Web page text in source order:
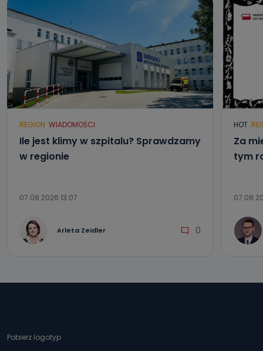
REGION WIADOMOŚCI
Ile jest klimy w szpitalu? Sprawdzamy
w regionie
07.08.2026 13:07
Arleta Zeidler 0
HOT
Za
tym
Pobierz logotyp